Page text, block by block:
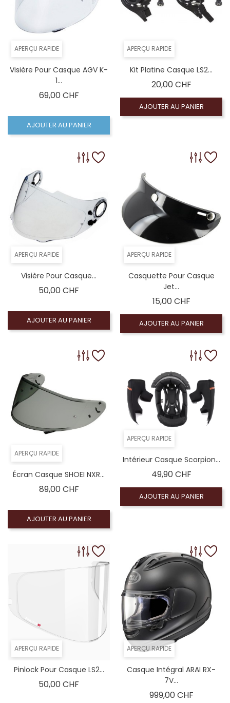
APERÇU RAPIDE
Visière Pour Casque AGV K-
1...
69,00 CHFPrix
AJOUTER AU PANIER
APERÇU RAPIDE
Kit Platine Casque LS2...
20,00 CHFPrix
AJOUTER AU PANIER
APERÇU RAPIDE
Visière Pour Casque...
50,00 CHF
AJOUTER AU PANIER
APERÇU RAPIDE
Casquette Pour Casque
Jet...
15,00 CHFPrix
AJOUTER AU PANIER
APERÇU RAPIDE
Écran Casque SHOEI NXR...
89,00 CHFPrix
AJOUTER AU PANIER
APERÇU RAPIDE
Intérieur Casque Scorpion...
49,90 CHFPrix
AJOUTER AU PANIER
APERÇU RAPIDE
Pinlock Pour Casque LS2...
50,00 CHF
APERÇU RAPIDE
Casque Intégral ARAI RX-
7V...
999,00 CHFPrix